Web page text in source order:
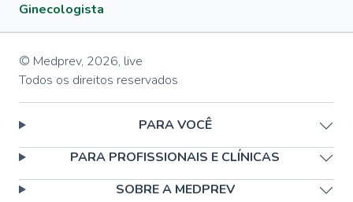
Ginecologista
© Medprev, 2026, live
Todos os direitos reservados
PARA VOCÊ
PARA PROFISSIONAIS E CLÍNICAS
SOBRE A MEDPREV